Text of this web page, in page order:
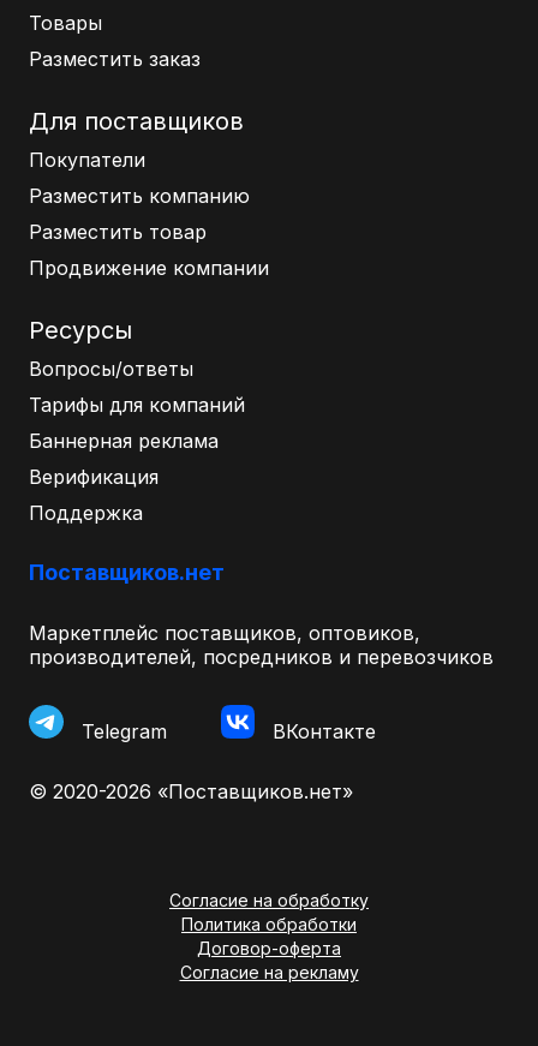
Товары
Разместить заказ
Для поставщиков
Покупатели
Разместить компанию
Разместить товар
Продвижение компании
Ресурсы
Вопросы/ответы
Тарифы для компаний
Баннерная реклама
Верификация
Поддержка
Поставщиков.нет
Маркетплейс поставщиков, оптовиков,
производителей, посредников и перевозчиков
Telegram ВКонтакте
© 2020-2026 «Поставщиков.нет»
Согласие на обработку
Политика обработки
Договор-оферта
Согласие на рекламу